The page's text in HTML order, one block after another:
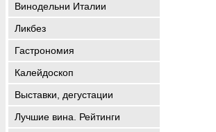
Винодельни Италии
Ликбез
Гастрономия
Калейдоскоп
Выставки, дегустации
Лучшие вина. Рейтинги